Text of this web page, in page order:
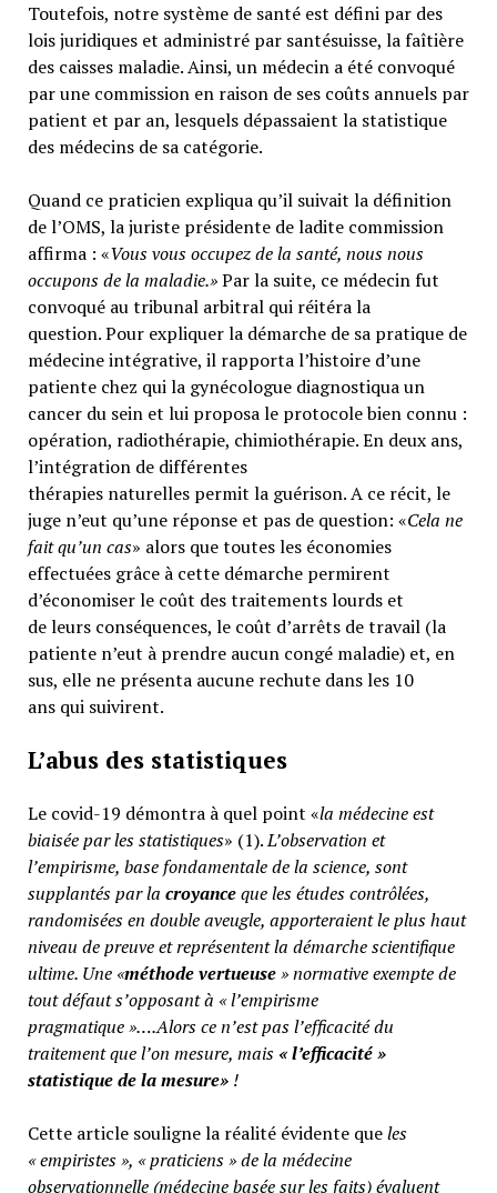
Toutefois, notre système de santé est défini par des
lois juridiques et administré par santésuisse, la faîtière
des caisses maladie. Ainsi, un médecin a été convoqué
par une commission en raison de ses coûts annuels par
patient et par an, lesquels dépassaient la statistique
des médecins de sa catégorie.
Quand ce praticien expliqua qu’il suivait la définition
de l’OMS, la juriste présidente de ladite commission
affirma : «Vous vous occupez de la santé, nous nous
occupons de la maladie.»Par la suite, ce médecin fut
convoqué au tribunal arbitral qui réitéra la
question. Pour expliquer la démarche de sa pratique de
médecine intégrative, il rapporta l’histoire d’une
patiente chez qui la gynécologue diagnostiqua un
cancer du sein et lui proposa le protocole bien connu :
opération, radiothérapie, chimiothérapie. En deux ans,
l’intégration de différentes
thérapies naturelles permit la guérison. A ce récit, le
juge n’eut qu’une réponse et pas de question: «Cela ne
fait qu’un cas» alors que toutes les économies
effectuées grâce à cette démarche permirent
d’économiser le coût des traitements lourds et
de leurs conséquences, le coût d’arrêts de travail (la
patiente n’eut à prendre aucun congé maladie) et, en
sus, elle ne présenta aucune rechute dans les 10
ans qui suivirent.
L’abus des statistiques
Le covid-19 démontra à quel point «la médecine est
biaisée par les statistiques» (1).L’observation et
l’empirisme, base fondamentale de la science, sont
supplantés par la croyanceque les études contrôlées,
randomisées en double aveugle, apporteraient le plus haut
niveau de preuve et représentent la démarche scientifique
ultime. Une «méthode vertueuse» normative exempte de
tout défaut s’opposant à « l’empirisme
pragmatique »….Alors ce n’est pas l’efficacité du
traitement que l’on mesure, mais «l’efficacité »
statistique de la mesure» !
Cette article souligne la réalité évidente queles
« empiristes », « praticiens » de la médecine
observationnelle (médecine basée sur les faits) évaluent